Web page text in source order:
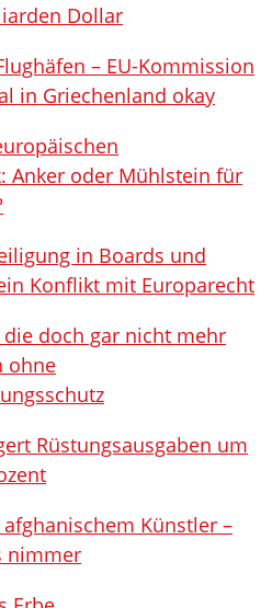
Dollar
– EU-Kommission
in Griechenland okay
Anker oder Mühlstein für
in Boards und
Konflikt mit Europarecht
doch gar nicht mehr
ohne
Rüstungsausgaben um
Künstler –
nimmer